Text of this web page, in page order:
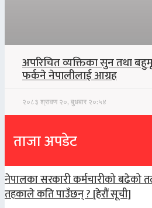
अपरिचित व्यक्तिका सुन तथा
फर्कने नेपालीलाई आग्रह
२०८३ श्रावण २०, बुधबार २०:५४
ताजा अपडेट
नेपालका सरकारी कर्मचारीको
तहकाले कति पाउँछन् ? [हेरौं सूची]